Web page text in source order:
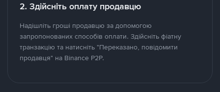
2. Здійсніть оплату продавцю
Надішліть гроші продавцю за допомогою
запропонованих способів оплати. Здійсніть фіатну
транзакцію та натисніть "Переказано, повідомити
продавця" на Binance P2P.